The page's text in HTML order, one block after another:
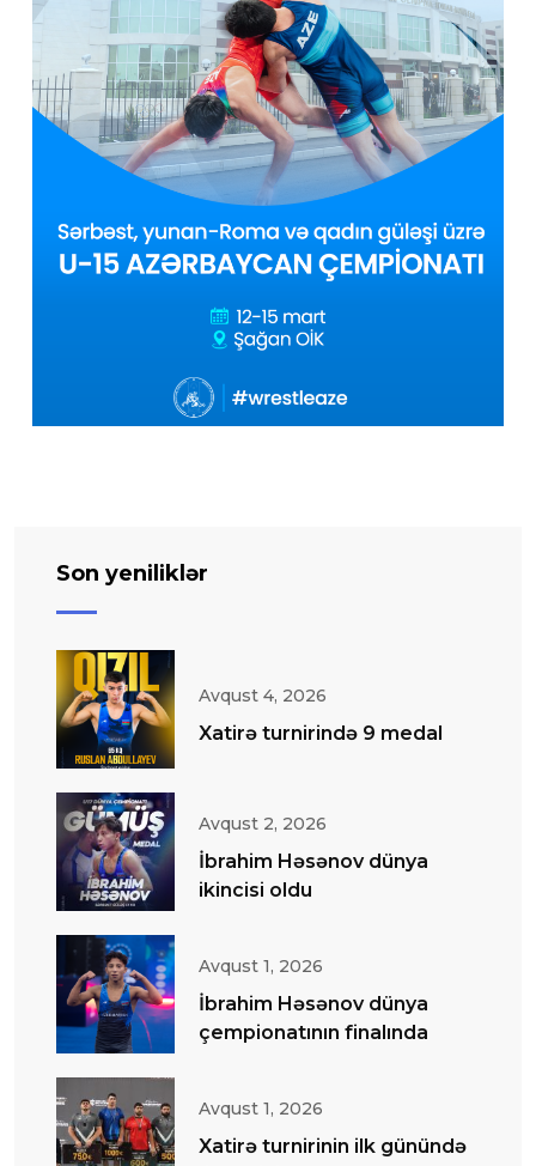
Son yeniliklər
Avqust 4, 2026
Xatirə turnirində 9 medal
Avqust 2, 2026
İbrahim Həsənov dünya
ikincisi oldu
Avqust 1, 2026
İbrahim Həsənov dünya
çempionatının finalında
Avqust 1, 2026
Xatirə turnirinin ilk günündə